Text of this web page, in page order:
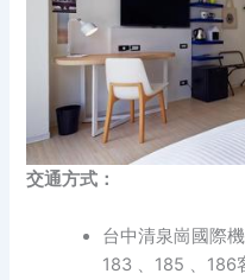
交通方式：
台中清泉崗國際
183 、185 、